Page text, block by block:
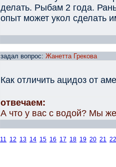
делать. Рыбам 2 года.
опыт может укол сделать
задал вопрос: Жанетта Грекова
Как отличить ацидоз от
отвечаем:
А что у вас с водой? Мы
11 12 13 14 15 16 17 18 19 20 21 22